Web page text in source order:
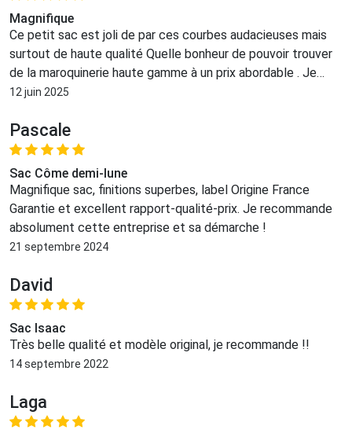
Magnifique
Ce petit sac est joli de par ces courbes audacieuses mais
surtout de haute qualité Quelle bonheur de pouvoir trouver
de la maroquinerie haute gamme à un prix abordable . Je
crois qu'il va se faire remarquer dans mon entourage je ne
12 juin 2025
Pascale
Sac Côme demi-lune
Magnifique sac, finitions superbes, label Origine France
Garantie et excellent rapport-qualité-prix. Je recommande
absolument cette entreprise et sa démarche !
21 septembre 2024
David
Sac Isaac
Très belle qualité et modèle original, je recommande !!
14 septembre 2022
Laga